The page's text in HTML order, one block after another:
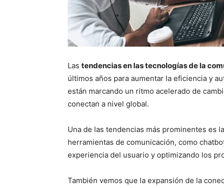
Las tendencias en las tecnologías de la
últimos años para aumentar la eficiencia y
están marcando un ritmo acelerado de
conectan a nivel global.
Una de las tendencias más prominentes es
herramientas de comunicación, como
experiencia del usuario y optimizando los
También vemos que la expansión de la